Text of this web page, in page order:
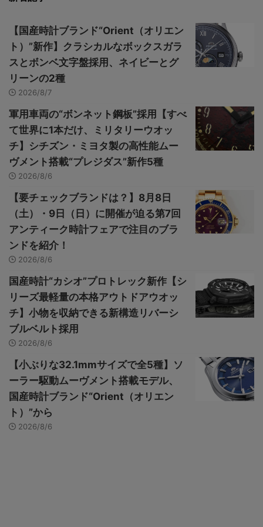
【国産時計ブランド“Orient（オリエン
ト）”新作】クラシカルなボックスガラ
スとボンベ文字盤採用、ネイビーとグ
リーンの2種
2026/8/7
軍用車両の“ボンネット鋼板”採用【すべ
て世界に1本だけ、ミリタリーウオッ
チ】シチズン・ミヨタ製の高性能ムー
ヴメント搭載“プレジダス”新作5種
2026/8/6
【要チェックブランドは？】8月8日
（土）・9日（日）に開催が迫る第7回
アンティーク時計フェアで注目のブラ
ンドを紹介！
2026/8/6
国産時計“カシオ”プロトレック新作【シ
リーズ最軽量の本格アウトドアウオッ
チ】小物を収納できる新構造リバーシ
ブルベルト採用
2026/8/6
【小ぶりな32.1mmサイズで全5種】ソ
ーラー駆動ムーヴメント搭載モデル、
国産時計ブランド“Orient（オリエン
ト）”から
2026/8/6